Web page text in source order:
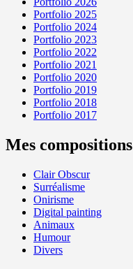
Portfolio 2025
Portfolio 2024
Portfolio 2023
Portfolio 2022
Portfolio 2021
Portfolio 2020
Portfolio 2019
Portfolio 2018
Portfolio 2017
Mes compositions
Clair Obscur
Surréalisme
Onirisme
Digital painting
Animaux
Humour
Divers